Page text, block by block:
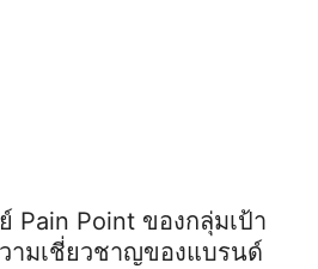
Pain Point ของกลุ่มเป้า
ามเชี่ยวชาญของแบรนด์